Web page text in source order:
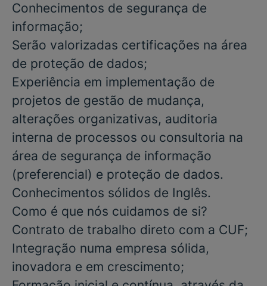
Conhecimentos de segurança de
informação;
Serão valorizadas certificações na área
de proteção de dados;
Experiência em implementação de
projetos de gestão de mudança,
alterações organizativas, auditoria
interna de processos ou consultoria na
área de segurança de informação
(preferencial) e proteção de dados.
Conhecimentos sólidos de Inglês.
Como é que nós cuidamos de si?
Contrato de trabalho direto com a CUF;
Integração numa empresa sólida,
inovadora e em crescimento;